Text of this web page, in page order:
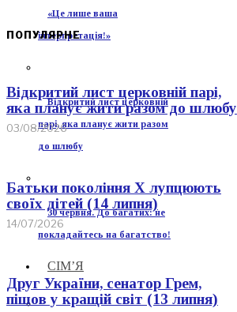
«Це лише ваша
інтерпретація!»
Відкритий лист церковній
парі, яка планує жити разом
до шлюбу
30 червня. До багатих: не
покладайтесь на багатство!
СІМ’Я
ПОПУЛЯРНЕ
Відкритий лист церковній парі,
яка планує жити разом до шлюбу
03/08/2026
Батьки покоління Х лупцюють
своїх дітей (14 липня)
14/07/2026
Друг України, сенатор Грем,
пішов у кращій світ (13 липня)